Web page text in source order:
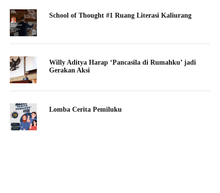
School of Thought #1 Ruang Literasi Kaliurang
Willy Aditya Harap ‘Pancasila di Rumahku’ jadi
Gerakan Aksi
Lomba Cerita Pemiluku